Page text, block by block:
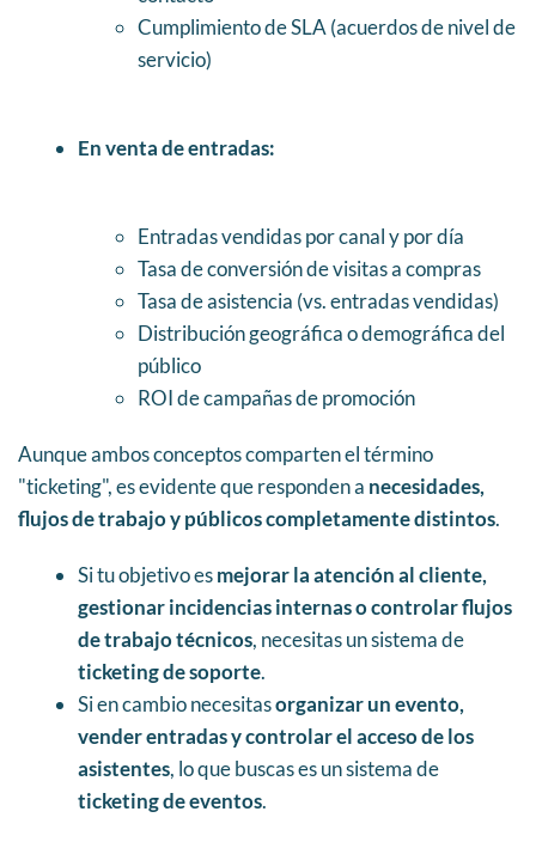
Cumplimiento de SLA (acuerdos de nivel de
servicio)
En venta de entradas:
Entradas vendidas por canal y por día
Tasa de conversión de visitas a compras
Tasa de asistencia (vs. entradas vendidas)
Distribución geográfica o demográfica del
público
ROI de campañas de promoción
Aunque ambos conceptos comparten el término
"ticketing", es evidente que responden a necesidades,
flujos de trabajo y públicos completamente distintos.
Si tu objetivo esmejorar la atención al cliente,
gestionar incidencias internas o controlar flujos
de trabajo técnicos, necesitas un sistema de
ticketing de soporte.
Si en cambio necesitasorganizar un evento,
vender entradas y controlar el acceso de los
asistentes, lo que buscas es un sistema de
ticketing de eventos.